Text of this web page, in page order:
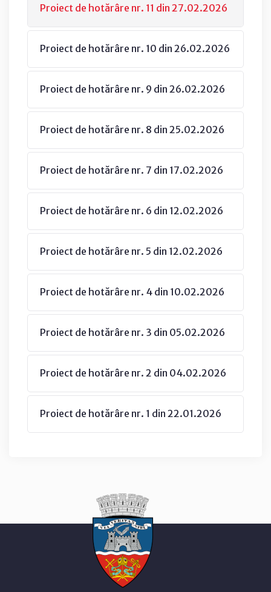
Proiect de hotărâre nr. 11 din 27.02.2026
Proiect de hotărâre nr. 10 din 26.02.2026
Proiect de hotărâre nr. 9 din 26.02.2026
Proiect de hotărâre nr. 8 din 25.02.2026
Proiect de hotărâre nr. 7 din 17.02.2026
Proiect de hotărâre nr. 6 din 12.02.2026
Proiect de hotărâre nr. 5 din 12.02.2026
Proiect de hotărâre nr. 4 din 10.02.2026
Proiect de hotărâre nr. 3 din 05.02.2026
Proiect de hotărâre nr. 2 din 04.02.2026
Proiect de hotărâre nr. 1 din 22.01.2026